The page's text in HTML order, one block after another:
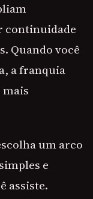
continuidade
Quando você
a franquia
mais
um arco
e
assiste.